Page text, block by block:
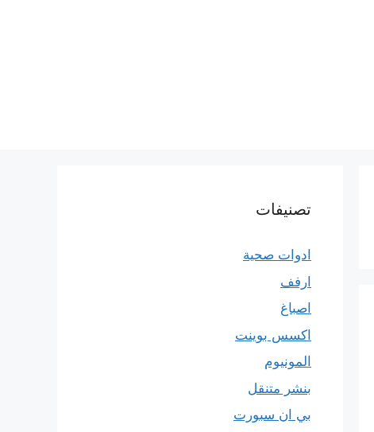
تصنيفات
ادوات صحية
ارفف
اصباغ
اكسس بوينت
المونيوم
بنشر متنقل
بي ان سبورت